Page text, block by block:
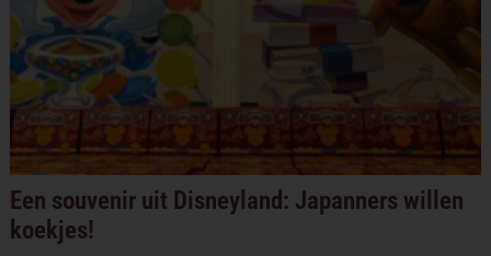
Een souvenir uit Disneyland: Japanners willen
koekjes!